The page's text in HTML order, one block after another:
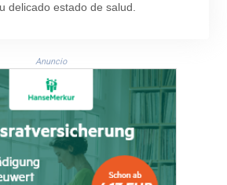
delicado estado de salud.
Anuncio